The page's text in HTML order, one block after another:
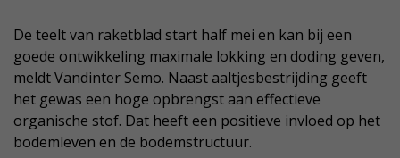
De teelt van raketblad start half mei en kan bij een
goede ontwikkeling maximale lokking en doding geven,
meldt Vandinter Semo. Naast aaltjesbestrijding geeft
het gewas een hoge opbrengst aan effectieve
organische stof. Dat heeft een positieve invloed op het
bodemleven en de bodemstructuur.